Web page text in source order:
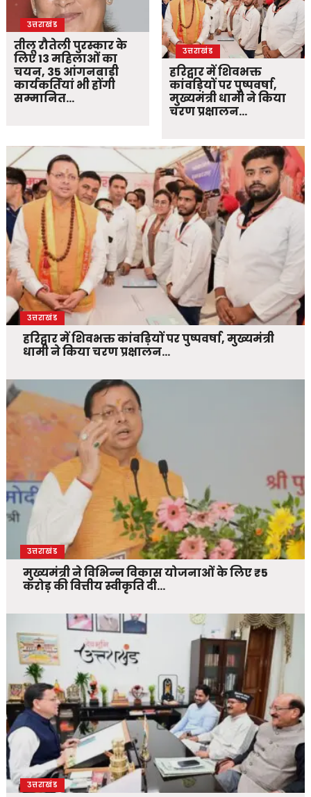
उत्तराखंड
तीलू रौतेली पुरस्कार के
लिए 13 महिलाओं का
चयन, 35 आंगनबाड़ी
कार्यकर्तियां भी होंगी
सम्मानित…
उत्तराखंड
हरिद्वार में शिवभक्त
कांवड़ियों पर पुष्पवर्षा,
मुख्यमंत्री धामी ने किया
चरण प्रक्षालन…
उत्तराखंड
हरिद्वार में शिवभक्त कांवड़ियों पर पुष्पवर्षा, मुख्यमंत्री
धामी ने किया चरण प्रक्षालन…
उत्तराखंड
मुख्यमंत्री ने विभिन्न विकास योजनाओं के लिए ₹5
करोड़ की वित्तीय स्वीकृति दी…
उत्तराखंड